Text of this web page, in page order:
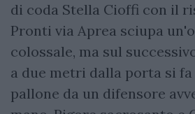
di coda Stella Cioffi con il
Pronti via Aprea sciupa
colossale, ma sul
a due metri dalla porta si
pallone da un difensore